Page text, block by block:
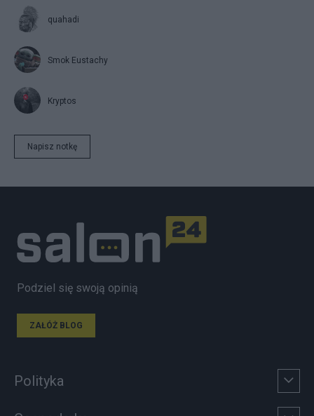
quahadi
Smok Eustachy
Kryptos
Napisz notkę
Podziel się swoją opinią
ZAŁÓŻ BLOG
Polityka